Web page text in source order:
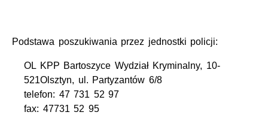
Podstawa poszukiwania przez jednostki policji:
OL KPP Bartoszyce Wydział Kryminalny, 10-
521Olsztyn, ul. Partyzantów 6/8
telefon: 47 731 52 97
fax: 47731 52 95